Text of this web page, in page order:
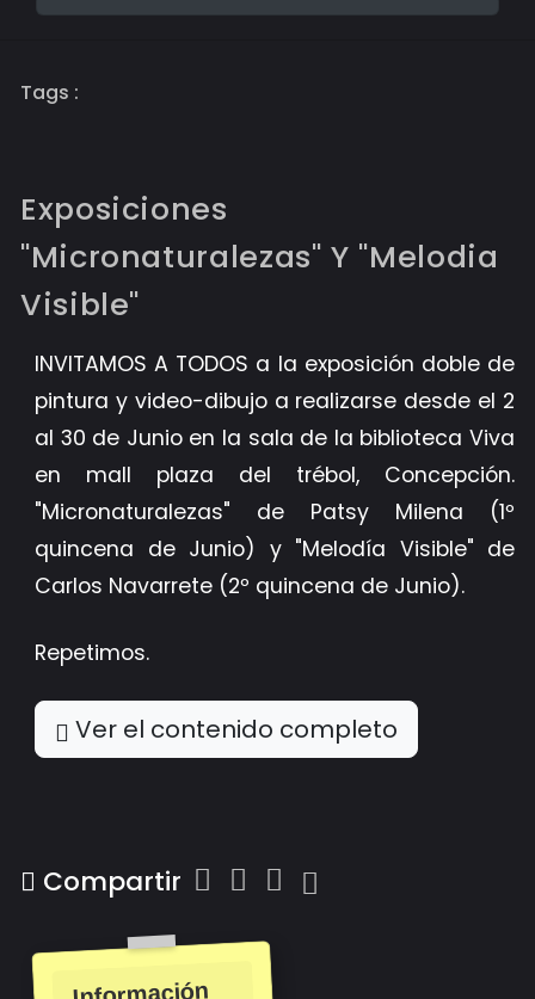
Tags :
Exposiciones
"Micronaturalezas" Y "Melodia
Visible"
INVITAMOS A TODOS a la exposición doble de
pintura y video-dibujo a realizarse desde el 2
al 30 de Junio en la sala de la biblioteca Viva
en mall plaza del trébol, Concepción.
"Micronaturalezas" de Patsy Milena (1º
quincena de Junio) y "Melodía Visible" de
Carlos Navarrete (2º quincena de Junio).
Repetimos.
Ver el contenido completo
Compartir